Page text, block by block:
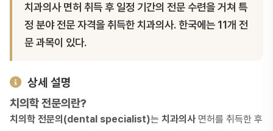
치과의사 면허 취득 후 일정 기간의 전문 수련을 거쳐 특
정 분야 전문 자격을 취득한 치과의사. 한국에는 11개 전
문 과목이 있다.
상세 설명
치의학 전문의란?
치의학 전문의(dental specialist)는 치과의사 면허를 취득한 후